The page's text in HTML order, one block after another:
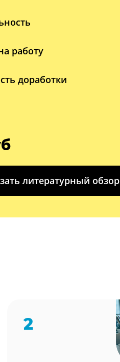
работу
доработки
литературный обзор
2